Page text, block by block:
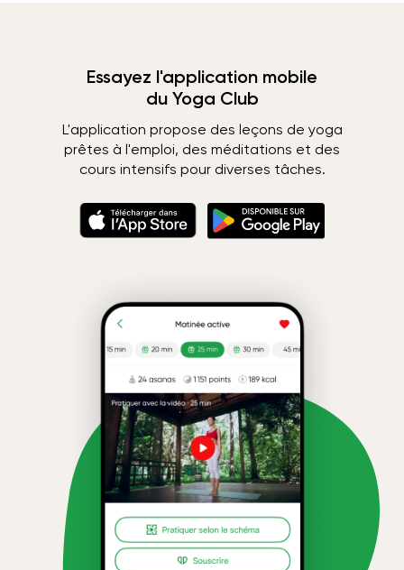
Essayez l'application mobile
du Yoga Club
L'application propose des leçons de yoga
prêtes à l'emploi, des méditations et des
cours intensifs pour diverses tâches.